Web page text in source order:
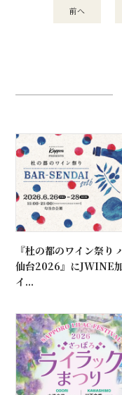
前へ
『杜の都のワイン祭り
仙台2026』にJWINE
イ...